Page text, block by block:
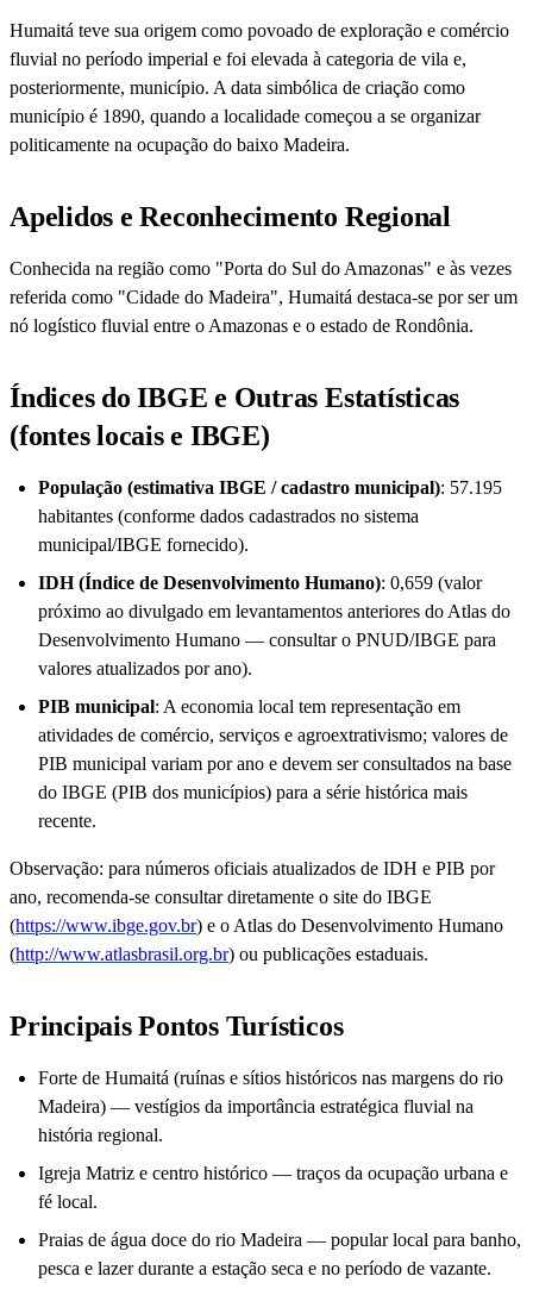
Humaitá teve sua origem como povoado de exploração e comércio
fluvial no período imperial e foi elevada à categoria de vila e,
posteriormente, município. A data simbólica de criação como
município é 1890, quando a localidade começou a se organizar
politicamente na ocupação do baixo Madeira.
Apelidos e Reconhecimento Regional
Conhecida na região como "Porta do Sul do Amazonas" e às vezes
referida como "Cidade do Madeira", Humaitá destaca-se por ser um
nó logístico fluvial entre o Amazonas e o estado de Rondônia.
Índices do IBGE e Outras Estatísticas
(fontes locais e IBGE)
População (estimativa IBGE / cadastro municipal): 57.195
habitantes (conforme dados cadastrados no sistema
municipal/IBGE fornecido).
IDH (Índice de Desenvolvimento Humano): 0,659 (valor
próximo ao divulgado em levantamentos anteriores do Atlas do
Desenvolvimento Humano — consultar o PNUD/IBGE para
valores atualizados por ano).
PIB municipal: A economia local tem representação em
atividades de comércio, serviços e agroextrativismo; valores de
PIB municipal variam por ano e devem ser consultados na base
do IBGE (PIB dos municípios) para a série histórica mais
recente.
Observação: para números oficiais atualizados de IDH e PIB por
ano, recomenda-se consultar diretamente o site do IBGE
(https://www.ibge.gov.br) e o Atlas do Desenvolvimento Humano
(http://www.atlasbrasil.org.br) ou publicações estaduais.
Principais Pontos Turísticos
Forte de Humaitá (ruínas e sítios históricos nas margens do rio
Madeira) — vestígios da importância estratégica fluvial na
história regional.
Igreja Matriz e centro histórico — traços da ocupação urbana e
fé local.
Praias de água doce do rio Madeira — popular local para banho,
pesca e lazer durante a estação seca e no período de vazante.